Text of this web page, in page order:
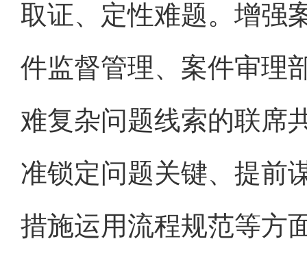
取证、定性难题。增强
件监督管理、案件审理
难复杂问题线索的联席
准锁定问题关键、提前
措施运用流程规范等方